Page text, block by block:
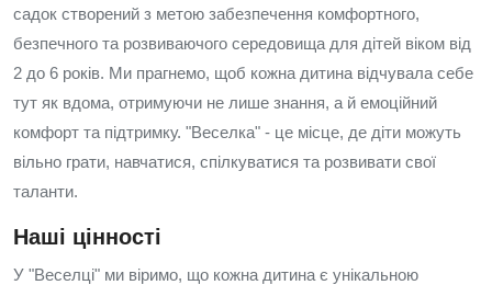
садок створений з метою забезпечення комфортного,
безпечного та розвиваючого середовища для дітей віком від
2 до 6 років. Ми прагнемо, щоб кожна дитина відчувала себе
тут як вдома, отримуючи не лише знання, а й емоційний
комфорт та підтримку. "Веселка" - це місце, де діти можуть
вільно грати, навчатися, спілкуватися та розвивати свої
таланти.
Наші цінності
У "Веселці" ми віримо, що кожна дитина є унікальною